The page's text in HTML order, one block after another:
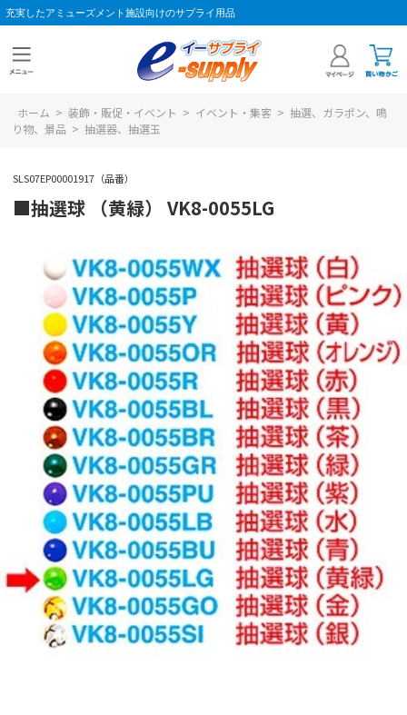
充実したアミューズメント施設向けのサプライ用品
ホーム > 装飾・販促・イベント > イベント・集客 > 抽選、ガラポン、鳴
り物、景品 > 抽選器、抽選玉
SLS07EP00001917（品番）
■抽選球 （黄緑） VK8-0055LG